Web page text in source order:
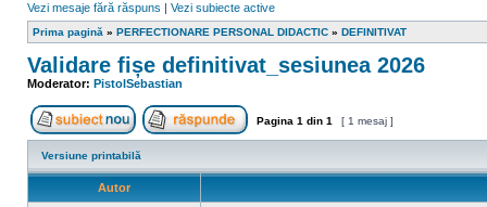
Vezi mesaje fără răspuns | Vezi subiecte active
Prima pagină » PERFECTIONARE PERSONAL DIDACTIC » DEFINITIVAT
Validare fișe definitivat_sesiunea 2026
Moderator: PistolSebastian
Scrie un subiect nou Răspunde la subiect
Pagina 1 din 1 [ 1 mesaj ]
Versiune printabilă
Autor